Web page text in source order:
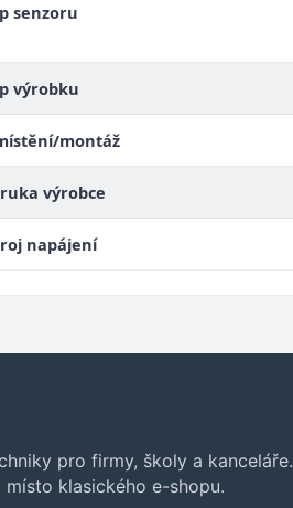
senzoru
výrobku
montáž
výrobce
napájení
pro firmy, školy a kanceláře.
klasického e-shopu.